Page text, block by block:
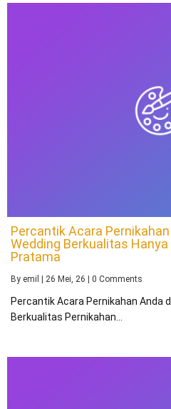
Percantik Acara
Wedding Berkualitas
Pratama
By emil | 26 Mei, 26 | 0 Comments
Percantik Acara Pernikahan Anda
Berkualitas Pernikahan…